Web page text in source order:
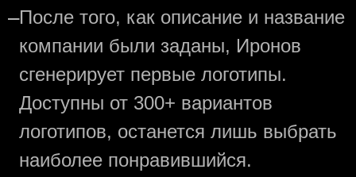
—После того, как описание и название
компании были заданы, Иронов
сгенерирует первые логотипы.
Доступны от 300+ вариантов
логотипов, останется лишь выбрать
наиболее понравившийся.